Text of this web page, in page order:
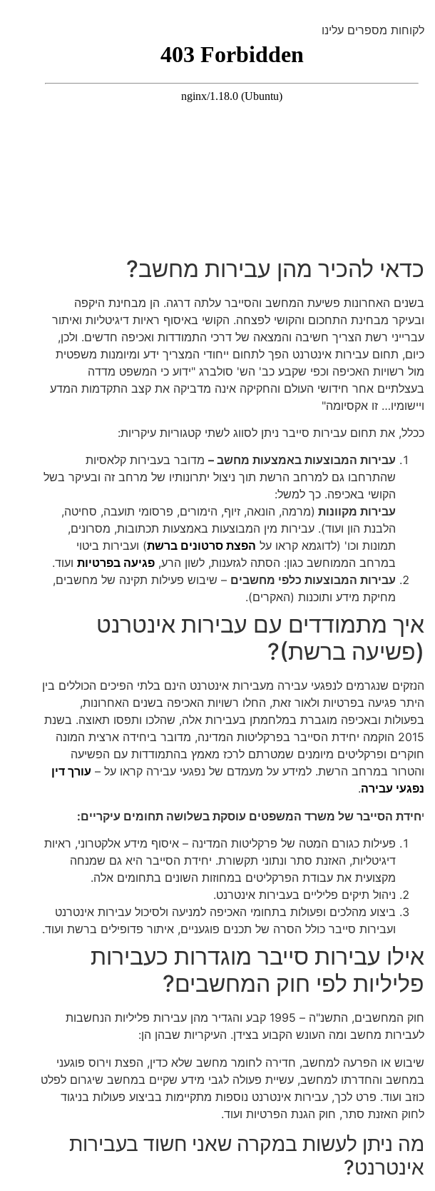
לקוחות מספרים עלינו
כדאי להכיר מהן עבירות מחשב?
בשנים האחרונות פשיעת המחשב והסייבר עלתה דרגה. הן מבחינת היקפה
ובעיקר מבחינת התחכום והקושי לפצחה. הקושי באיסוף ראיות דיגיטליות ואיתור
עברייני רשת הצריך חשיבה והמצאה של דרכי התמודדות ואכיפה חדשים. ולכן,
כיום, תחום עבירות אינטרנט הפך לתחום ייחודי המצריך ידע ומיומנות משפטית
מול רשויות האכיפה וכפי שקבע כב' הש' סולברג "ידוע כי המשפט מדדה
בעצלתיים אחר חידושי העולם והחקיקה אינה מדביקה את קצב התקדמות המדע
ויישומיו… זו אקסיומה"
ככלל, את תחום עבירות סייבר ניתן לסווג לשתי קטגוריות עיקריות:
עבירות המבוצעות באמצעות מחשב – מדובר בעבירות קלאסיות
שהתרחבו גם למרחב הרשת תוך ניצול יתרונותיו של מרחב זה ובעיקר בשל
הקושי באכיפה. כך למשל:
עבירות מקוונות (מרמה, הונאה, זיוף, הימורים, פרסומי תועבה, סחיטה,
הלבנת הון ועוד). עבירות מין המבוצעות באמצעות תכתובות, מסרונים,
תמונות וכו' (לדוגמא קראו על הפצת סרטונים ברשת) ועבירות ביטוי
במרחב הממוחשב כגון: הסתה לגזענות, לשון הרע, פגיעה בפרטיות ועוד.
עבירות המבוצעות כלפי מחשבים – שיבוש פעילות תקינה של מחשבים,
מחיקת מידע ותוכנות (האקרים).
איך מתמודדים עם עבירות אינטרנט
(פשיעה ברשת)?
הנזקים שנגרמים לנפגעי עבירה מעבירות אינטרנט הינם בלתי הפיכים הכוללים בין
היתר פגיעה בפרטיות ולאור זאת, החלו רשויות האכיפה בשנים האחרונות,
בפעולות ובאכיפה מוגברת במלחמתן בעבירות אלה, שהלכו ותפסו תאוצה. בשנת
2015 הוקמה יחידת הסייבר בפרקליטות המדינה, מדובר ביחידה ארצית המונה
חוקרים ופרקליטים מיומנים שמטרתם לרכז מאמץ בהתמודדות עם הפשיעה
והטרור במרחב הרשת. למידע על מעמדם של נפגעי עבירה קראו על – עורך דין
נפגעי עבירה.
יחידת הסייבר של משרד המשפטים עוסקת בשלושה תחומים עיקריים:
פעילות כגורם המטה של פרקליטות המדינה – איסוף מידע אלקטרוני, ראיות
דיגיטליות, האזנת סתר ונתוני תקשורת. יחידת הסייבר היא גם שמנחה
מקצועית את עבודת הפרקליטים במחוזות השונים בתחומים אלה.
ניהול תיקים פליליים בעבירות אינטרנט.
ביצוע מהלכים ופעולות בתחומי האכיפה למניעה ולסיכול עבירות אינטרנט
ועבירות סייבר כולל הסרה של תכנים פוגעניים, איתור פדופילים ברשת ועוד.
אילו עבירות סייבר מוגדרות כעבירות
פליליות לפי חוק המחשבים?
חוק המחשבים, התשנ"ה – 1995 קבע והגדיר מהן עבירות פליליות הנחשבות
לעבירות מחשב ומה העונש הקבוע בצידן. העיקריות שבהן הן:
שיבוש או הפרעה למחשב, חדירה לחומר מחשב שלא כדין, הפצת וירוס פוגעני
במחשב והחדרתו למחשב, עשיית פעולה לגבי מידע שקיים במחשב שיגרום לפלט
כוזב ועוד. פרט לכך, עבירות אינטרנט נוספות מתקיימות בביצוע פעולות בניגוד
לחוק האזנת סתר, חוק הגנת הפרטיות ועוד.
מה ניתן לעשות במקרה שאני חשוד בעבירות
אינטרנט?